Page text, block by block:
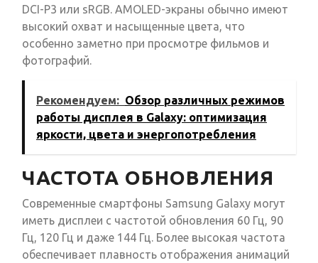
DCI-P3 или sRGB. AMOLED-экраны обычно имеют
высокий охват и насыщенные цвета, что
особенно заметно при просмотре фильмов и
фотографий.
Рекомендуем: Обзор различных режимов
работы дисплея в Galaxy: оптимизация
яркости, цвета и энергопотребления
ЧАСТОТА ОБНОВЛЕНИЯ
Современные смартфоны Samsung Galaxy могут
иметь дисплеи с частотой обновления 60 Гц, 90
Гц, 120 Гц и даже 144 Гц. Более высокая частота
обеспечивает плавность отображения анимаций